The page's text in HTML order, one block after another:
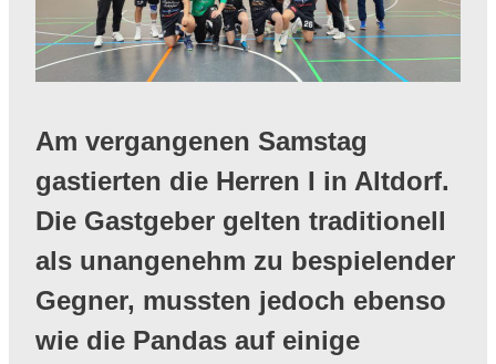
Am vergangenen Samstag
gastierten die Herren I in Altdorf.
Die Gastgeber gelten traditionell
als unangenehm zu bespielender
Gegner, mussten jedoch ebenso
wie die Pandas auf einige